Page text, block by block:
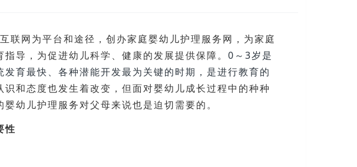
联网为平台和途径，创办家庭婴幼儿护理服务网，为家庭
导，为促进幼儿科学、健康的发展提供保障。 0～3岁是
育最快、各种潜能开发最为关键的时期，是进行教育的
和态度也发生着改变，但面对婴幼儿成长过程中的种种
幼儿护理服务对父母来说也是迫切需要的。
性